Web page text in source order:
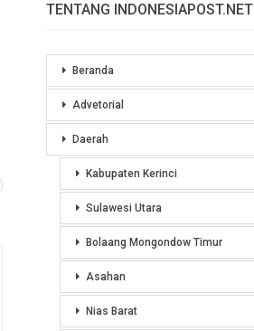
TENTANG INDONESIAPOST.NET
Beranda
Advetorial
Daerah
Kabupaten Kerinci
Sulawesi Utara
Bolaang Mongondow Timur
Asahan
Nias Barat